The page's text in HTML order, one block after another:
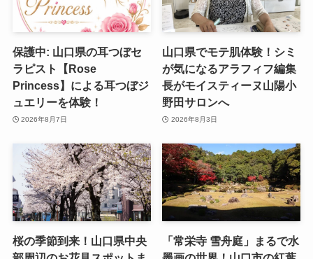
保護中: 山口県の耳つぼセ
ラピスト【Rose
Princess】による耳つぼジ
ュエリーを体験！
2026年8月7日
山口県でモテ肌体験！シミ
が気になるアラフィフ編集
長がモイスティーヌ山陽小
野田サロンへ
2026年8月3日
桜の季節到来！山口県中央
「常栄寺 雪舟庭」まるで水